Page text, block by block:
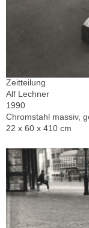
Zeitteilung
Alf Lechner
1990
Chromstahl massiv,
22 x 60 x 410 cm